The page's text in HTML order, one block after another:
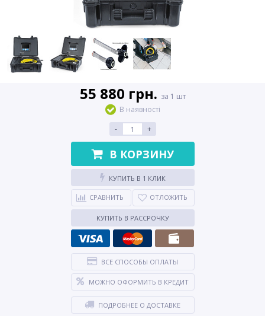
55 880 грн. за 1 шт
В наявності
-
+
В КОРЗИНУ
КУПИТЬ В 1 КЛИК
СРАВНИТЬ ОТЛОЖИТЬ
КУПИТЬ В РАССРОЧКУ
ВСЕ СПОСОБЫ ОПЛАТЫ
МОЖНО ОФОРМИТЬ В КРЕДИТ
ПОДРОБНЕЕ О ДОСТАВКЕ